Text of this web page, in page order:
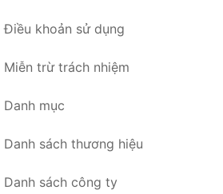
Điều khoản sử dụng
Miễn trừ trách nhiệm
Danh mục
Danh sách thương hiệu
Danh sách công ty